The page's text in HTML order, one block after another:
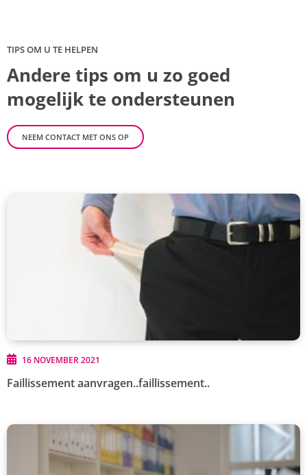
TIPS OM U TE HELPEN
Andere tips om u zo goed
mogelijk te ondersteunen
NEEM CONTACT MET ONS OP
Faillissement aanvragen..faillissement..
16 NOVEMBER 2021